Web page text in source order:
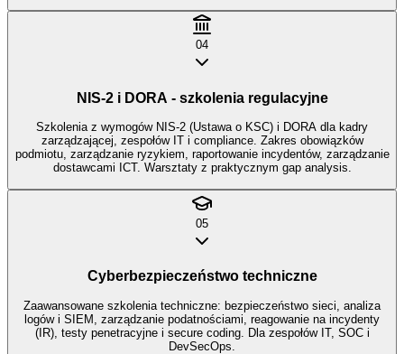
04
NIS-2 i DORA - szkolenia regulacyjne
Szkolenia z wymogów NIS-2 (Ustawa o KSC) i DORA dla kadry
zarządzającej, zespołów IT i compliance. Zakres obowiązków
podmiotu, zarządzanie ryzykiem, raportowanie incydentów, zarządzanie
dostawcami ICT. Warsztaty z praktycznym gap analysis.
05
Cyberbezpieczeństwo techniczne
Zaawansowane szkolenia techniczne: bezpieczeństwo sieci, analiza
logów i SIEM, zarządzanie podatnościami, reagowanie na incydenty
(IR), testy penetracyjne i secure coding. Dla zespołów IT, SOC i
DevSecOps.